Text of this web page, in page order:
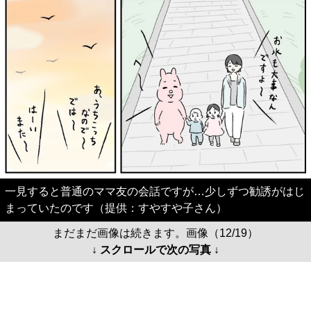
一見すると普通のママ友の会話ですが…少しずつ勧誘がはじ
まっていたのです（提供：すやすや子さん）
まだまだ画像は続きます。画像（12/19）
↓ スクロールで次の写真 ↓